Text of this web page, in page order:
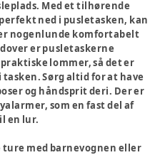
Med et tilhørende
ned i pusletasken, kan
nogenlunde komfortabelt
er pusletaskerne
lommer, så det er
Sørg altid for at have
og håndsprit deri. Der er
som en fast del af
en lur.
ture med barnevognen eller